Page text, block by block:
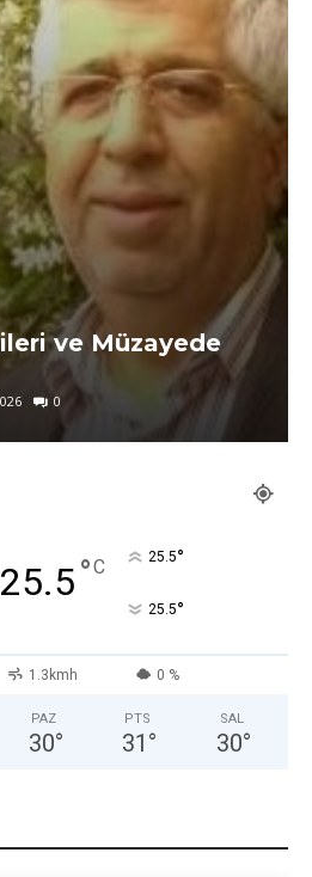
ve Müzayede
0
25.5°C 25.5°
25.5°
1.3kmh 0 %
PAZ
30°
PTS
31 °
SAL
30°